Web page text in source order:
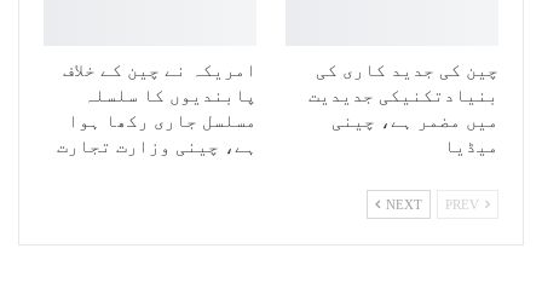
چین کی جدید کاری کی
بنیادتکنیکی جدیدیت
میں مضمر ہے، چینی
میڈیا
امریکہ نے چین کے خلاف
پابندیوں کا سلسلہ
مسلسل جاری رکھا ہوا
ہے، چینی وزارت تجارت
NEXT